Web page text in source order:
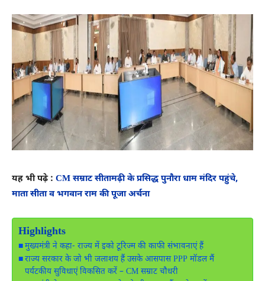
यह भी पढ़े : CM सम्राट सीतामढ़ी के प्रसिद्ध पुनौरा धाम मंदिर पहुंचे,
माता सीता व भगवान राम की पूजा अर्चना
Highlights
मुख्यमंत्री ने कहा- राज्य में इको टूरिज्म की काफी संभावनाएं हैं
राज्य सरकार के जो भी जलाशय हैं उसके आसपास PPP मॉडल मैं
पर्यटकीय सुविधाएं विकसित करें – CM सम्राट चौधरी